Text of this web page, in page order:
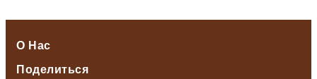
О Нас
Поделиться